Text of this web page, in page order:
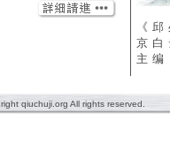
《
京
主
qiuchuji.org All rights reserved.